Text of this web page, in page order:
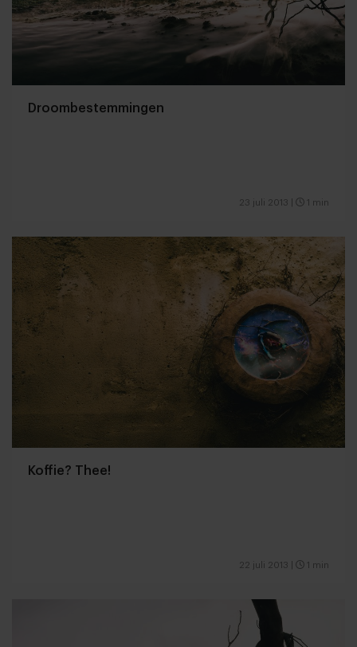
Droombestemmingen
23 juli 2013 1 min
Koffie? Thee!
22 juli 2013 1 min